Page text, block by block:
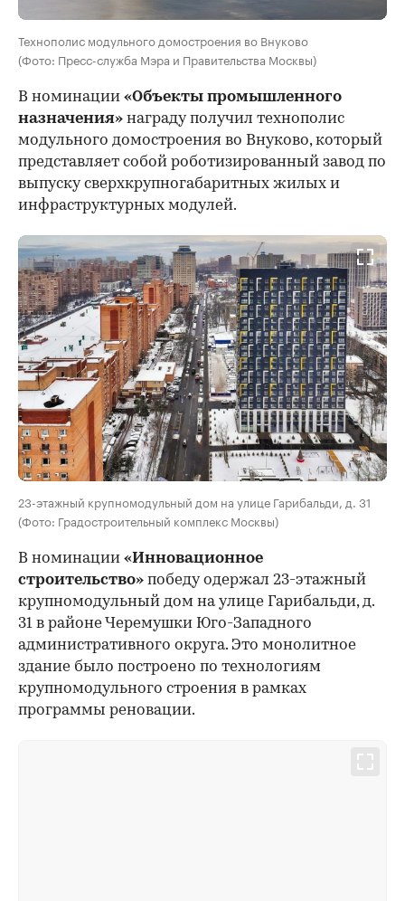
Технополис модульного домостроения во Внуково
(Фото: Пресс-служба Мэра и Правительства Москвы)
В номинации «Объекты промышленного
назначения» награду получил технополис
модульного домостроения во Внуково, который
представляет собой роботизированный завод по
выпуску сверхкрупногабаритных жилых и
инфраструктурных модулей.
23-этажный крупномодульный дом на улице Гарибальди, д. 31
(Фото: Градостроительный комплекс Москвы)
В номинации «Инновационное
строительство» победу одержал 23-этажный
крупномодульный дом на улице Гарибальди, д.
31 в районе Черемушки Юго-Западного
административного округа. Это монолитное
здание было построено по технологиям
крупномодульного строения в рамках
программы реновации.